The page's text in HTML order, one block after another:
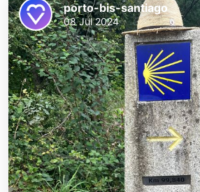
porto-bis-santiago
08 Jul 2024